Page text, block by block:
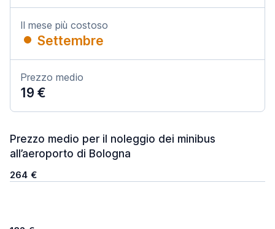
Il mese più costoso
Settembre
Prezzo medio
19 €
Prezzo medio per il noleggio dei minibus
all’aeroporto di Bologna
264 €